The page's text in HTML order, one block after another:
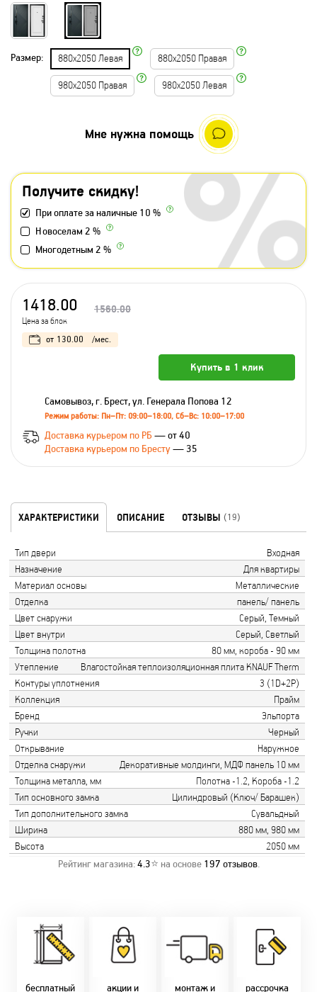
Размер: 880х2050 Левая 880х2050 Правая
980х2050 Правая 980х2050 Левая
Получите скидку!
При оплате за наличные 10 %
Новоселам 2 %
Многодетным 2 %
Мне нужна помощь
1418.00 1560.00
Цена за блок
от 130.00 /мес.
Купить в 1 клик
Самовывоз, г. Брест, ул. Генерала Попова 12
Режим работы: Пн–Пт: 09:00–18:00, Сб–Вс: 10:00–17:00
Доставка курьером по РБ — от 40
Доставка курьером по Бресту— 35
ХАРАКТЕРИСТИКИ ОПИСАНИЕ ОТЗЫВЫ (19)
Тип двери
Входная
Назначение
Для квартиры
Материал основы
Металлические
Отделка
панель/ панель
Цвет снаружи
Серый, Темный
Цвет внутри
Серый, Светлый
Толщина полотна
80 мм, короба - 90 мм
Утепление
Влагостойкая теплоизоляционная плита KNAUF Therm
Контуры уплотнения
3 (1D+2Р)
Коллекция
Прайм
Бренд
Эльпорта
Ручки
Черный
Открывание
Наружное
Отделка снаружи
Декоративные молдинги, МДФ панель 10 мм
Толщина металла, мм
Полотна -1.2, Короба -1.2
Тип основного замка
Цилиндровый (Ключ/ Барашек)
Тип дополнительного замка
Сувальдный
Ширина
880 мм, 980 мм
Высота
2050 мм
Рейтинг магазина:4.3⭐ на основе 197 отзывов.
бесплатный
Замер бесплатно!
Оперативно!
День-в-день или
на следующий!
заказать по
10-40, (Viber)
акции и
Скидки:
-новоселам - 2%
-многодетным -
2%
наличными - 10%
монтаж и
фурнитуры.
Качественный
монтаж дверей,
окон и мебели.
Беларуси.
рассрочка
Микс
2-36 мес
Магнит-5 мес.
Смарт - 4 мес.